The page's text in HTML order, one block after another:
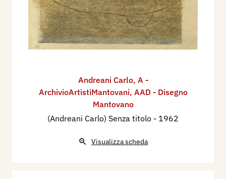
Andreani Carlo, A -
ArchivioArtistiMantovani, AAD - Disegno
Mantovano
(Andreani Carlo) Senza titolo - 1962
Visualizza scheda